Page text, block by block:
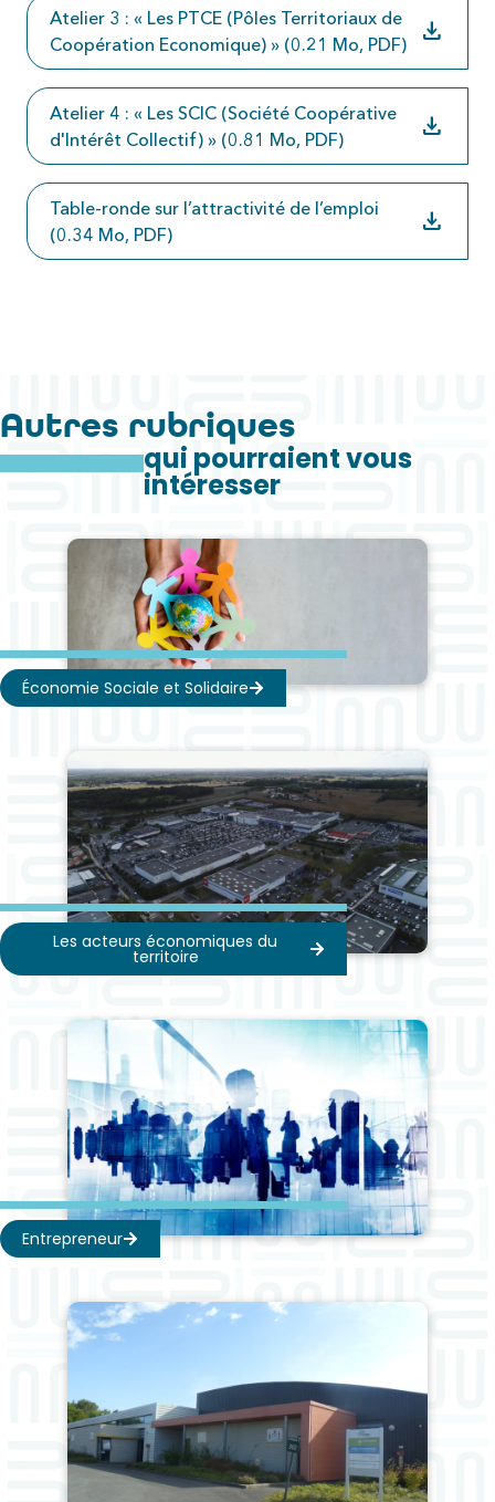
Atelier 3 : « Les PTCE (Pôles Territoriaux de
Coopération Economique) » (0.21 Mo, PDF)
download
Atelier 4 : « Les SCIC (Société Coopérative
d'Intérêt Collectif) » (0.81 Mo, PDF)
download
Table-ronde sur l’attractivité de l’emploi
(0.34 Mo, PDF)
download
Autres rubriques
qui pourraient vous
intéresser
Économie Sociale et Solidaire
Les acteurs économiques du
territoire
Entrepreneur